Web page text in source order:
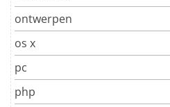
ontwerpen
os x
pc
php